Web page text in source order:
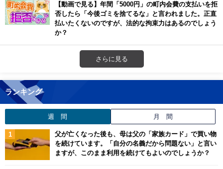
【動画で見る】年間「5000円」の町内会費の支払いを拒
否したら「今後ゴミを捨てるな」と言われました。正直
払いたくないのですが、法的な拘束力はあるのでしょう
か？
さらに見る
ランキング
週 間 月 間
父が亡くなった後も、母は父の「家族カード」で買い物
を続けています。「自分の名義だから問題ない」と言い
ますが、このまま利用を続けてもよいのでしょうか？